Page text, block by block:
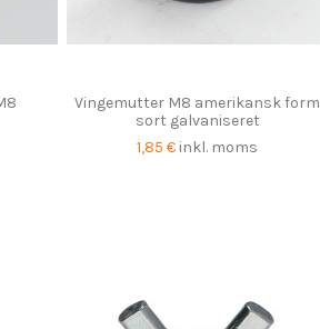
Vingemutter M8 amerikansk form
sort galvaniseret
1,85 € inkl. moms